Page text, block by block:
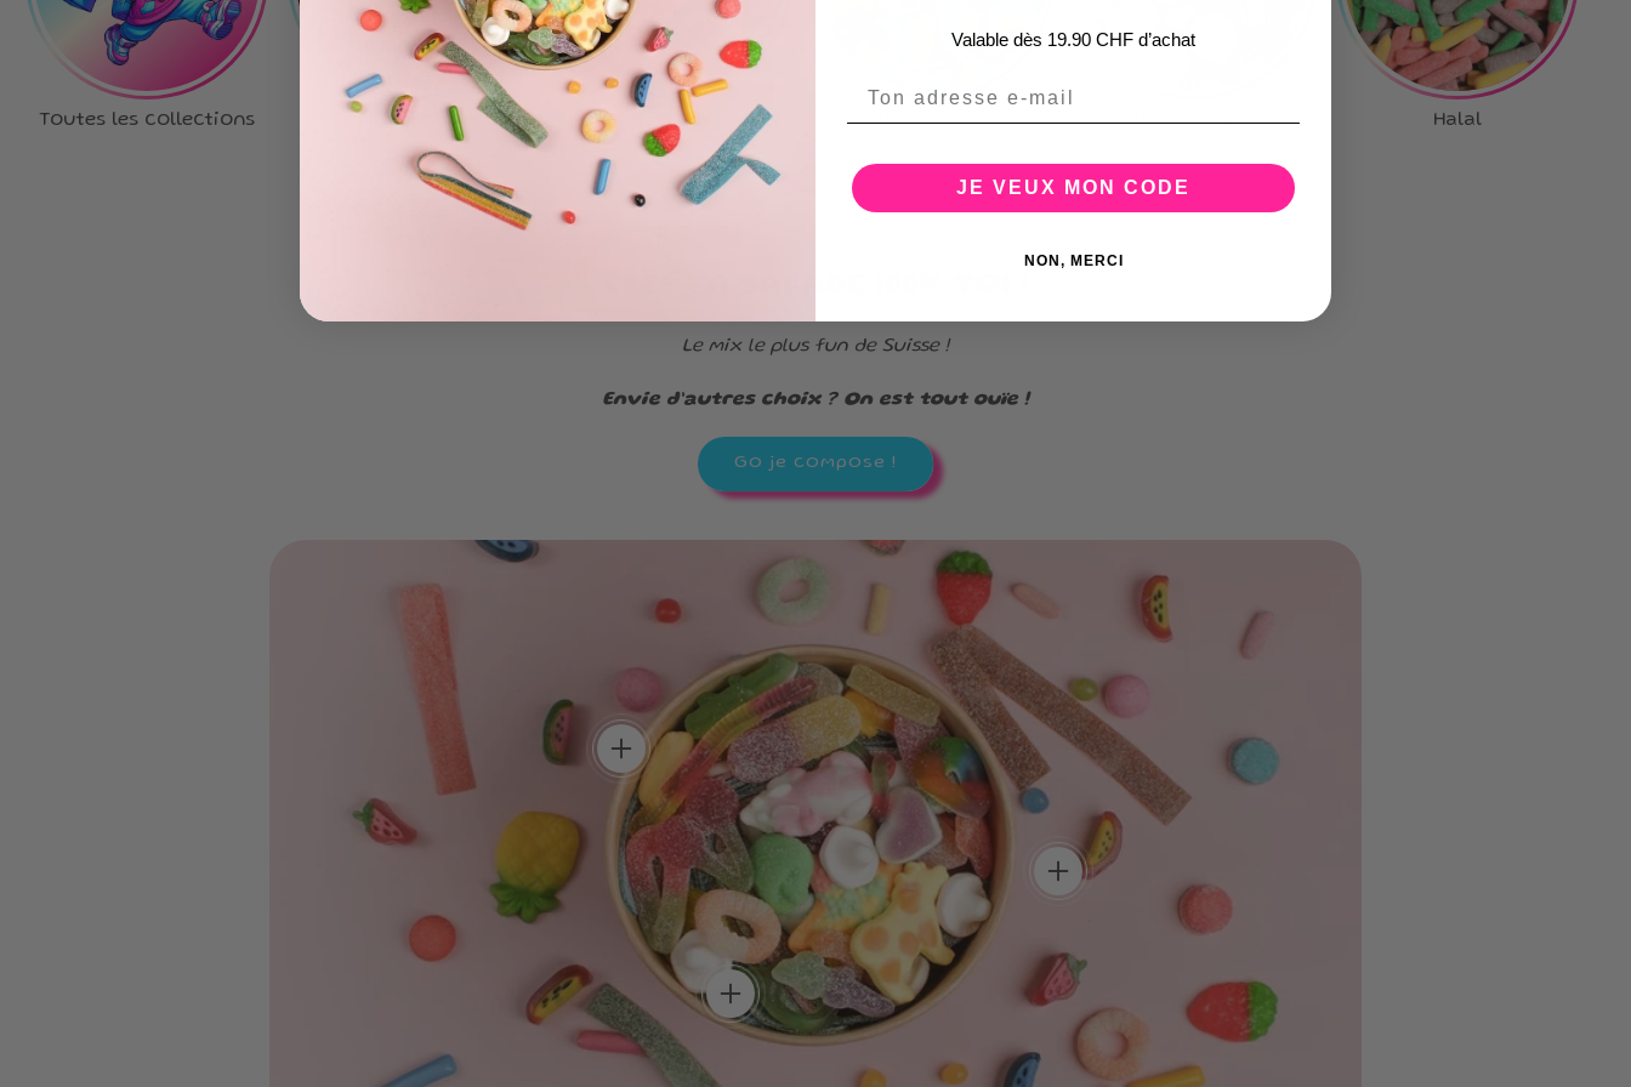
Toutes les collections Les nouveautés Vrac Acidulés Vrac Lisses Chewing-gum Halal
Le mix le plus fun de Suisse !
Envie d’autres choix ? On est tout ouïe !
Go je compose !
add
Choisis chaque bonbon, crée la box
add
Plein de goûts, zéro
routine !
Un mélange unique pour
découvrir de nouvelles
saveurs à chaque bouchée.
add
Un max de couleurs, un
max de saveurs !
Une box aussi belle à regarder que
délicieuse à dévorer.
Valable dès 19.90 CHF d’achat
JE VEUX MON CODE
NON, MERCI